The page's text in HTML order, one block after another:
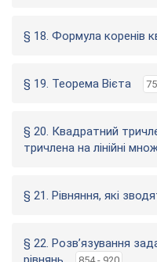
§ 18. Формула коренів
§ 19. Теорема Вієта
§ 20. Квадратний
тричлена на лінійні
§ 21. Рівняння, які
§ 22. Розв’язування